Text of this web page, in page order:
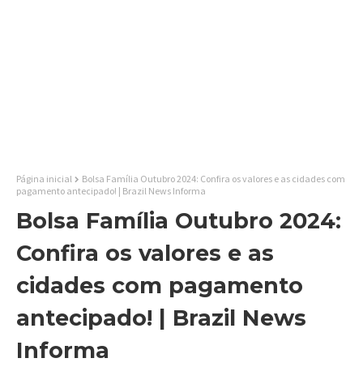
Página inicial
Bolsa Família Outubro 2024: Confira os valores e as cidades com
pagamento antecipado! | Brazil News Informa
Bolsa Família Outubro 2024:
Confira os valores e as
cidades com pagamento
antecipado! | Brazil News
Informa